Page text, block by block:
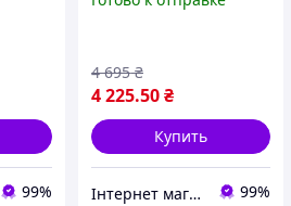
99%
4 225.50₴
4 695 ₴
Купить
Інтернет магазин "Вишиванка.Nет" 99%